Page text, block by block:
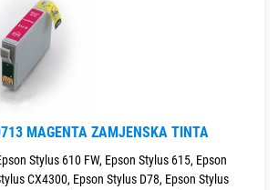
MAGENTA ZAMJENSKA TINTA
Stylus 610 FW, Epson Stylus 615, Epson
CX4300, Epson Stylus D78, Epson Stylus